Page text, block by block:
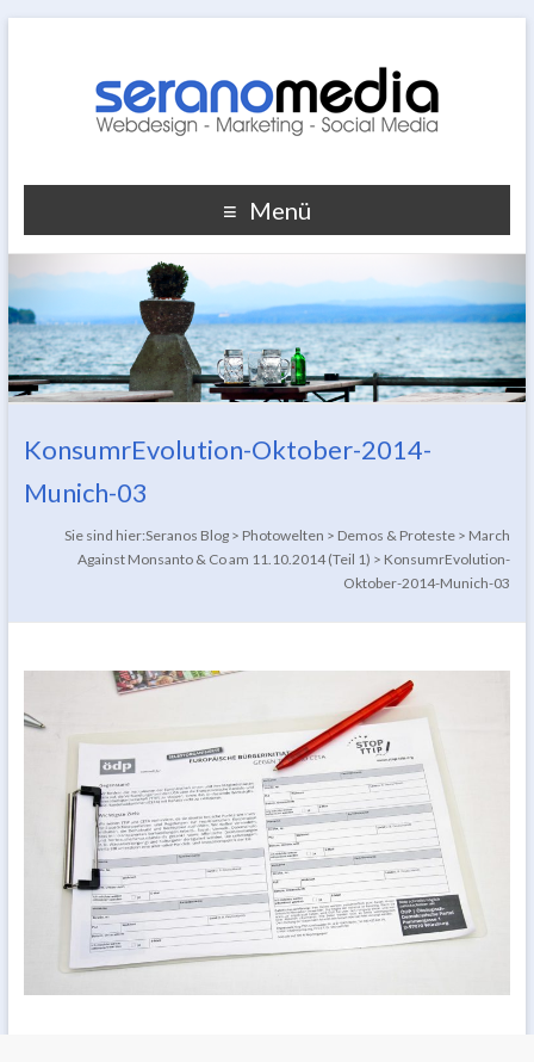
Menü
KonsumrEvolution-Oktober-2014-
Munich-03
Sie sind hier:Seranos Blog > Photowelten > Demos & Proteste > March
Against Monsanto & Co am 11.10.2014 (Teil 1) > KonsumrEvolution-
Oktober-2014-Munich-03